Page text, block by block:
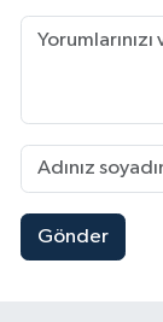
Gönder